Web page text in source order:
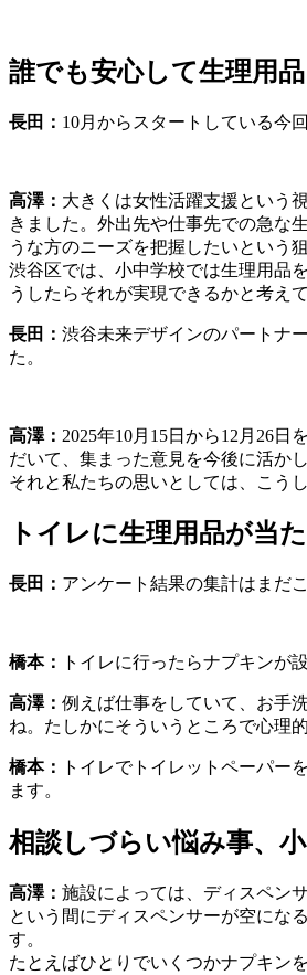
誰でも安心して生理用
長田： 10月からスタートしている今
高澤： 大きくは女性活躍支援という
きました。外出先や仕事先での急な
うな方のニーズを把握したいという
渋谷区では、小中学校では生理用品
うしたらそれが実現できるかと考え
長田： 渋谷未来デザインのパートナ
た。
高澤： 2025年10月15日から12月26
だいて、集まった意見を今後に活か
それと私たちの思いとしては、こう
トイレに生理用品が当
長田： アンケート結果の集計はまだ
橋本： トイレに行ったらナプキンが
高澤： 例えば仕事をしていて、お手
ね。たしかにそういうところで心理
橋本：
トイレでトイレットペーパー
ます。
相談しづらい悩み事、
高澤： 施設によっては、ディスペン
という間にディスペンサーが空にな
す。
たとえばひとりでいくつかナプキン